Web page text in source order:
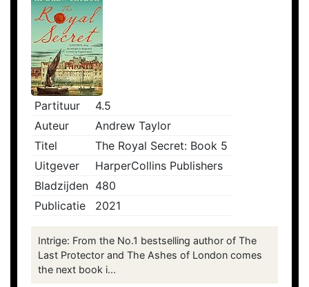
Partituur
4.5
Auteur
Andrew Taylor
Titel
The Royal Secret: Book 5
Uitgever
HarperCollins Publishers
Bladzijden 480
Publicatie
2021
Intrige: From the No.1 bestselling author of The
Last Protector and The Ashes of London comes
the next book i...